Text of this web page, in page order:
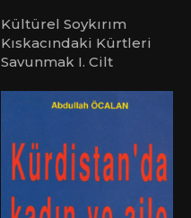
Kültürel Soykırım
Kıskacındaki Kürtleri
Savunmak I. Cilt